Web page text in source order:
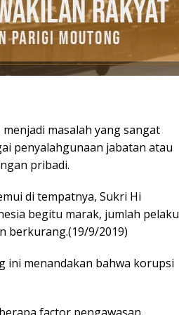
masalah yang sangat
penyalahgunaan jabatan atau
pribadi.
di tempatnya, Sukri Hi
begitu marak, jumlah pelaku
berkurang.(19/9/2019)
ini menandakan bahwa korupsi